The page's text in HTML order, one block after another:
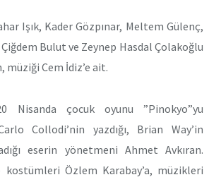
Işık, Kader Gözpınar, Meltem Gülenç,
Bulut ve Zeynep Hasdal Çolakoğlu
müziği Cem İdiz’e ait.
Nisanda çocuk oyunu ”Pinokyo”yu
Collodi’nin yazdığı, Brian Way’in
eserin yönetmeni Ahmet Avkıran.
kostümleri Özlem Karabay’a, müzikleri